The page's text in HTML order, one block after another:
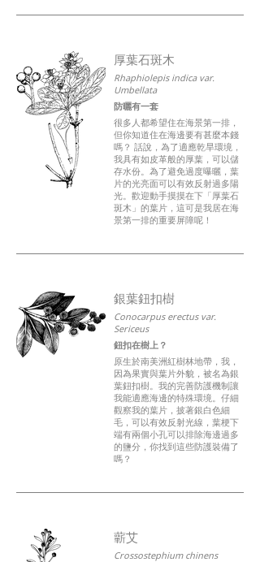
厚葉石斑木
Rhaphiolepis indica var.
Umbellata
防曬有一套
很多人都希望住在海景第一排，
但你知道住在海邊要有甚麼本錢
嗎？ 話說，為了適應乾旱環境，
我具有如皮革般的厚葉，可以儲
存水份。為了避免過度曝曬，葉
片的光亮面可以有效反射過多陽
光。歡迎動手摸摸在下「厚葉石
斑木」的葉片，這可是我居在海
景第一排的重要屏障呢！
銀葉鈕扣樹
Conocarpus erectus var.
Sericeus
鈕扣在樹上？
原生於南美洲紅樹林地帶，我，
因為果實與葉片外貌，被名為銀
葉鈕扣樹。我的完善防護機制讓
我能適應海邊的特殊環境。仔細
觀察我的葉片，披著銀白色細
毛，可以有效反射光線，葉梗下
端有兩個小孔可以排除海邊過多
的鹽分，你找到這些防護裝備了
嗎？
蘄艾
Crossostephium chinens